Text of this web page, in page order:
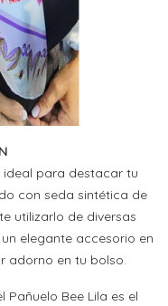
ideal para destacar tu
con seda sintética de
utilizarlo de diversas
elegante accesorio en
adorno en tu bolso.
Pañuelo Bee Lila es el